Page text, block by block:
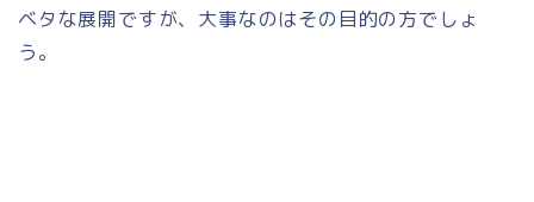
ベタな展開ですが、大事なのはその目的の方でしょ
う。